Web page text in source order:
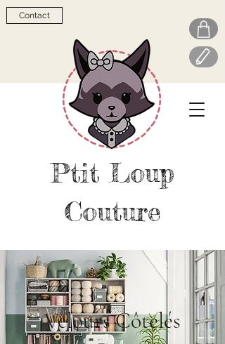
Contact
Ptit Loup
Couture
Velours Côtelés